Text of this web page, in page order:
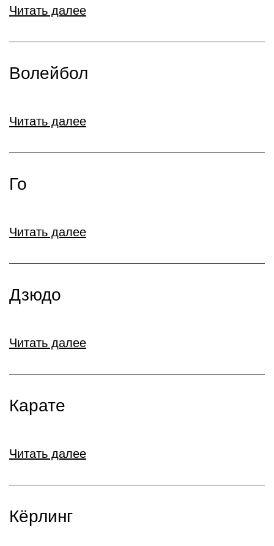
Читать далее
Волейбол
Читать далее
Го
Читать далее
Дзюдо
Читать далее
Карате
Читать далее
Кёрлинг